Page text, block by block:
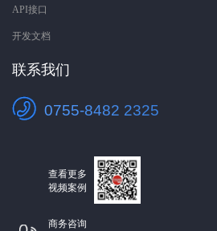
API接口
开发文档
联系我们
0755-8482 2325
查看更多
视频案例
商务咨询